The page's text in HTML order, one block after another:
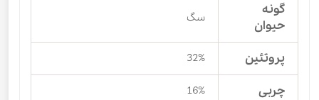
گونه
حیوان
سگ
پروتئین 32%
چربی 16%